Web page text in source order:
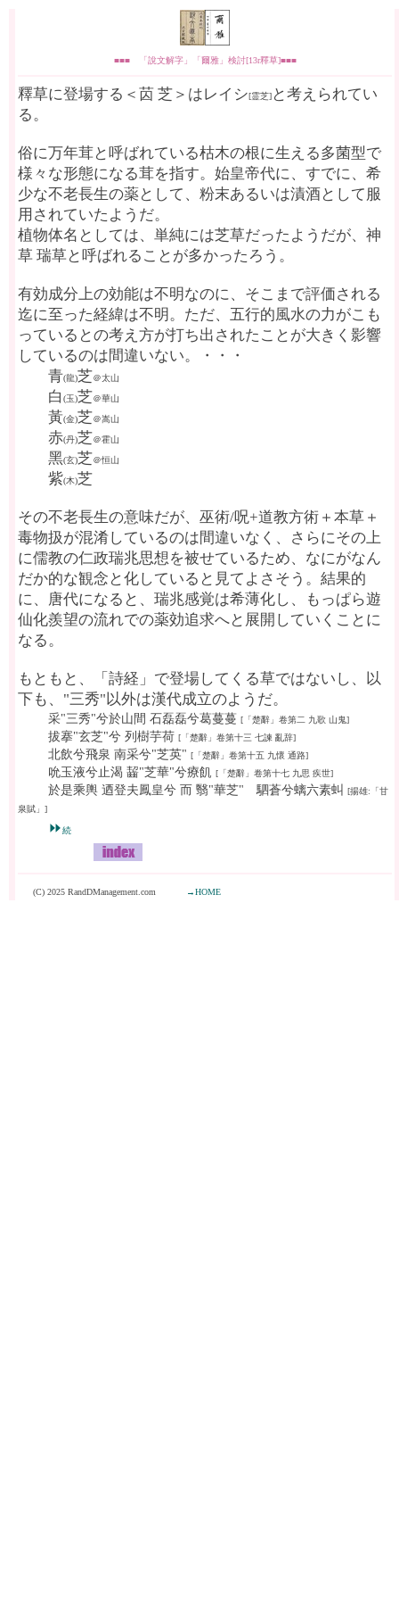
■■■ 「說文解字」「爾雅」検討[13r釋草]■■■
釋草に登場する＜苬 芝＞はレイシ[霊芝] と考えられてい
る。
俗に万年茸と呼ばれている枯木の根に生える多菌型で
様々な形態になる茸を指す。始皇帝代に、すでに、希
少な不老長生の薬として、粉末あるいは漬酒として服
用されていたようだ。
植物体名としては、単純には芝草だったようだが、神
草 瑞草と呼ばれることが多かったろう。
有効成分上の効能は不明なのに、そこまで評価される
迄に至った経緯は不明。ただ、五行的風水の力がこも
っているとの考え方が打ち出されたことが大きく影響
しているのは間違いない。・・・
青(龍)芝＠太山
白 (玉)芝＠華山
黃(金)芝＠嵩山
赤(丹)芝＠霍山
黑(玄)芝＠恒山
紫(木)芝
その不老長生の意味だが、巫術/呪+道教方術＋本草＋
毒物扱が混淆しているのは間違いなく、さらにその上
に儒教の仁政瑞兆思想を被せているため、なにがなん
だか的な観念と化していると見てよさそう。結果的
に、唐代になると、瑞兆感覚は希薄化し、もっぱら遊
仙化羨望の流れでの薬効追求へと展開していくことに
なる。
もともと、「詩経」で登場してくる草ではないし、以
下も、"三秀"以外は漢代成立のようだ。
采"三秀"兮於山間 石磊磊兮葛蔓蔓 [「楚辭」卷第二 九歌 山鬼]
拔搴"玄芝"兮 列樹芋荷 [「楚辭」卷第十三 七諫 亂辞]
北飲兮飛泉 南采兮"芝英" [「楚辭」卷第十五 九懷 通路]
吮玉液兮止渴 齧"芝華"兮療飢 [「楚辭」卷第十七 九思 疾世]
於是乘輿 迺登夫鳳皇兮 而 翳"華芝" 駟蒼兮螭六素虯 [揚雄:「甘
泉賦」]
⏩続
(C) 2025 RandDManagement.com →HOME